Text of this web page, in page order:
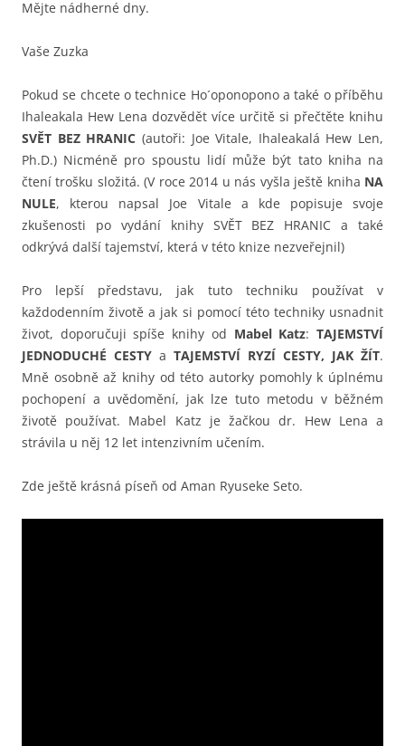
Mějte nádherné dny.
Vaše Zuzka
Pokud se chcete o technice Ho´oponopono a také o příběhu
Ihaleakala Hew Lena dozvědět více určitě si přečtěte knihu
SVĚT BEZ HRANIC (autoři: Joe Vitale, Ihaleakalá Hew Len,
Ph.D.) Nicméně pro spoustu lidí může být tato kniha na
čtení trošku složitá. (V roce 2014 u nás vyšla ještě kniha NA
NULE, kterou napsal Joe Vitale a kde popisuje svoje
zkušenosti po vydání knihy SVĚT BEZ HRANIC a také
odkrývá další tajemství, která v této knize nezveřejnil)
Pro lepší představu, jak tuto techniku používat v
každodenním životě a jak si pomocí této techniky usnadnit
život, doporučuji spíše knihy od Mabel Katz:TAJEMSTVÍ
JEDNODUCHÉ CESTY a TAJEMSTVÍ RYZÍ CESTY, JAK ŽÍT.
Mně osobně až knihy od této autorky pomohly k úplnému
pochopení a uvědomění, jak lze tuto metodu v běžném
životě používat. Mabel Katz je žačkou dr. Hew Lena a
strávila u něj 12 let intenzivním učením.
Zde ještě krásná píseň od Aman Ryuseke Seto.